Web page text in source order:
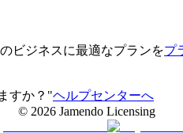
ビジネスに最適なプランをプ
すか？"ヘルプセンターへ
© 2026 Jamendo Licensing